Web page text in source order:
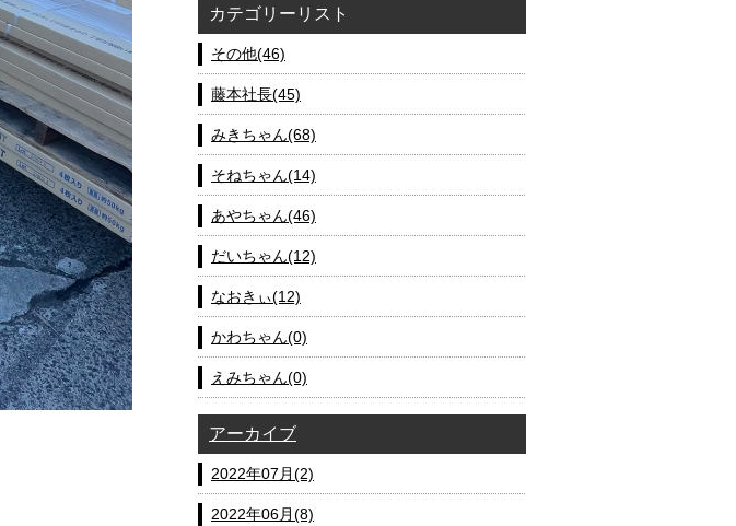
カテゴリーリスト
その他(46)
藤本社長(45)
みきちゃん(68)
そねちゃん(14)
あやちゃん(46)
だいちゃん(12)
なおきぃ(12)
かわちゃん(0)
えみちゃん(0)
アーカイブ
2022年07月(2)
2022年06月(8)